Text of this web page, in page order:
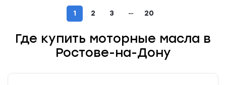
1 2 3 20
Где купить моторные масла в
Ростове-на-Дону